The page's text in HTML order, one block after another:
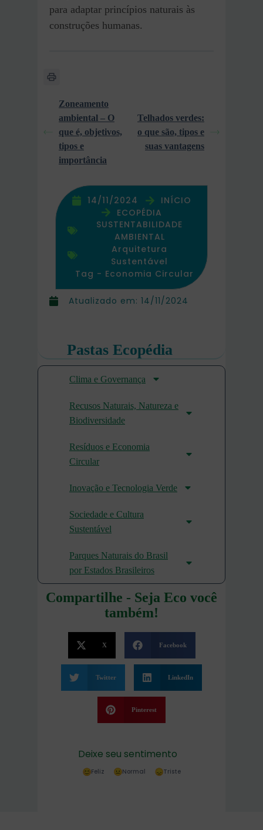
Atualizado em: 14/11/2024
para adaptar princípios naturais às
construções humanas.
Zoneamento
ambiental – O
que é, objetivos,
tipos e
importância
Telhados verdes:
o que são, tipos e
suas vantagens
14/11/2024
INÍCIO
ECOPÉDIA
SUSTENTABILIDADE
AMBIENTAL
Arquitetura
Sustentável
Tag - Economia Circular
Pastas Ecopédia
Clima e Governança
Recusos Naturais, Natureza e
Biodiversidade
Resíduos e Economia
Circular
Inovação e Tecnologia Verde
Sociedade e Cultura
Sustentável
Parques Naturais do Brasil
por Estados Brasileiros
Compartilhe - Seja Eco você
também!
X Facebook
Twitter LinkedIn
Pinterest
Deixe seu sentimento
Feliz Normal Triste